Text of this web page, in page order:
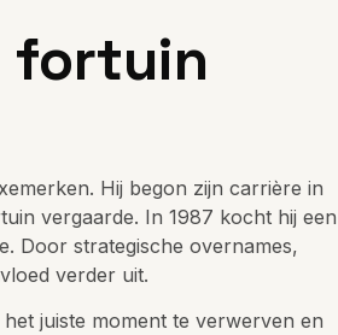
fortuin
Hij begon zijn carrière in
vergaarde. In 1987 kocht hij een
Door strategische overnames,
verder uit.
juiste moment te verwerven en